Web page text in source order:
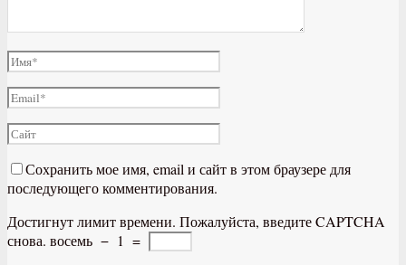
Сохранить мое имя, email и сайт в этом браузере для
последующего комментирования.
Достигнут лимит времени. Пожалуйста, введите CAPTCHA
снова. восемь − 1 =